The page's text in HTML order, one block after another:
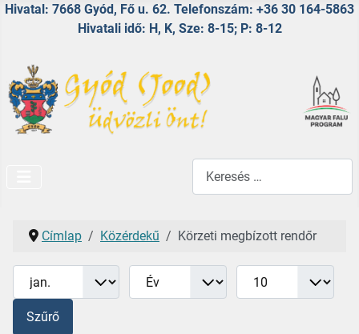
Hivatal: 7668 Gyód, Fő u. 62. Telefonszám: +36 30 164-5863
Hivatali idő: H, K, Sze: 8-15; P: 8-12
Címlap Közérdekű Körzeti megbízott rendőr
Szűrők
Hónap Tételek #
Szűrő